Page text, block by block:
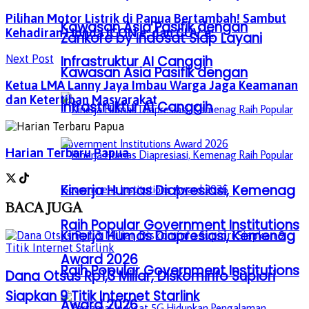
Kawasan Asia Pasifik dengan
Infrastruktur AI Canggih
Kinerja Humas Diapresiasi, Kemenag
Raih Popular Government Institutions
Award 2026
Zankore by Indosat Siap Layani
Kawasan Asia Pasifik dengan
Infrastruktur AI Canggih
Kinerja Humas Diapresiasi, Kemenag
Raih Popular Government Institutions
Award 2026
Pilihan Motor Listrik di Papua Bertambah! Sambut
Kehadiran Honda ICON e: dan CUV e:
Next Post
Ketua LMA Lanny Jaya Imbau Warga Jaga Keamanan
dan Ketertiban Masyarakat
Harian Terbaru Papua
BACAJUGA
Dana Otsus Rp1,3 Miliar, Diskominfo Supiori
Siapkan 9 Titik Internet Starlink